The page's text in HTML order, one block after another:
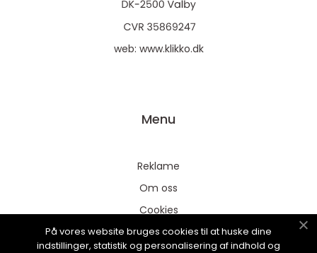
web: www.klikko.dk
Menu
Reklame
Om oss
Cookies
Kontakt Oss
På vores website bruges cookies til at huske dine
indstillinger, statistik og personalisering af indhold og